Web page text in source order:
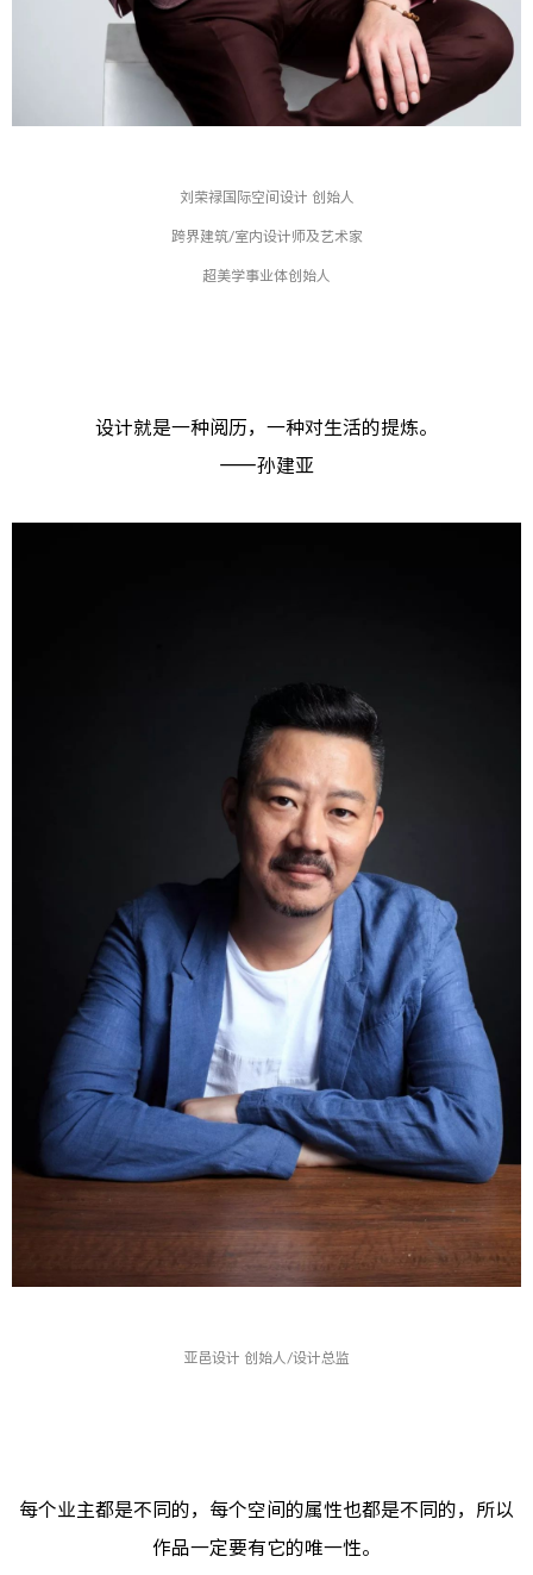
刘荣禄国际空间设计 创始人
跨界建筑/室内设计师及艺术家
超美学事业体创始人
设计就是一种阅历，一种对生活的提炼。
——孙建亚
亚邑设计 创始人/设计总监
每个业主都是不同的，每个空间的属性也都是不同的，所以
作品一定要有它的唯一性。